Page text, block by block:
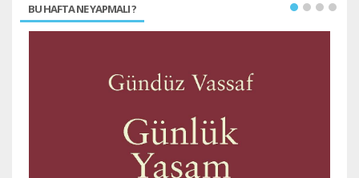
BU HAFTA NE YAPMALI ?